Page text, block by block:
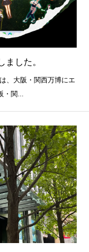
ました。
、大阪・関西万博にエ
関...